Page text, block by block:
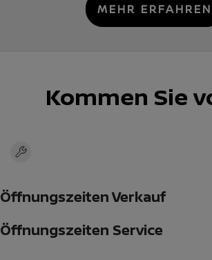
MEHR ERFAHREN
Kommen Sie
Öffnungszeiten Verkauf
Öffnungszeiten Service